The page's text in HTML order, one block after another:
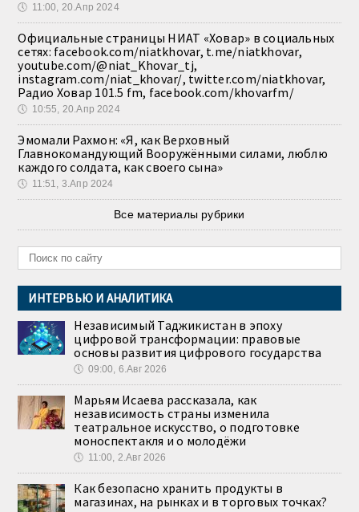
🕔 11:00, 20.Апр 2024
Официальные страницы НИАТ «Ховар» в социальных
сетях: facebook.com/niatkhovar, t.me/niatkhovar,
youtube.com/@niat_Khovar_tj,
instagram.com/niat_khovar/, twitter.com/niatkhovar,
Радио Ховар 101.5 fm, facebook.com/khovarfm/
🕔 10:55, 20.Апр 2024
Эмомали Рахмон: «Я, как Верховный
Главнокомандующий Вооружёнными силами, люблю
каждого солдата, как своего сына»
🕔 11:51, 3.Апр 2024
Все материалы рубрики
ИНТЕРВЬЮ И АНАЛИТИКА
Независимый Таджикистан в эпоху
цифровой трансформации: правовые
основы развития цифрового государства
🕔 09:00, 6.Авг 2026
Марьям Исаева рассказала, как
независимость страны изменила
театральное искусство, о подготовке
моноспектакля и о молодёжи
🕔 11:00, 2.Авг 2026
Как безопасно хранить продукты в
магазинах, на рынках и в торговых точках?